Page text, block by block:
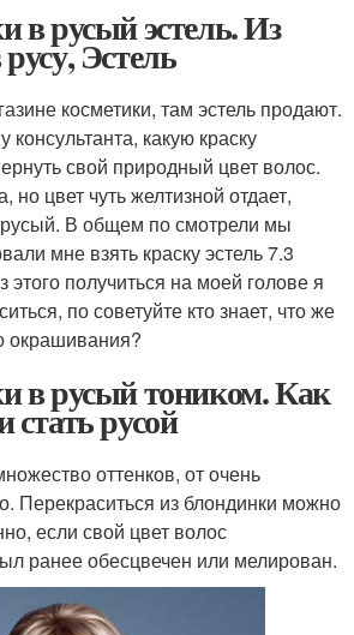
в русый эстель. Из
Эстель
косметики, там эстель продают.
какую краску
свой природный цвет волос.
но цвет чуть желтизной отдает,
В общем по смотрели мы
мне взять краску эстель 7.3
этого получиться на моей голове я
по советуйте кто знает, что же
окрашивания?
в русый тоником. Как
стать русой
оттенков, от очень
Перекраситься из блондинки можно
если свой цвет волос
ранее обесцвечен или мелирован.